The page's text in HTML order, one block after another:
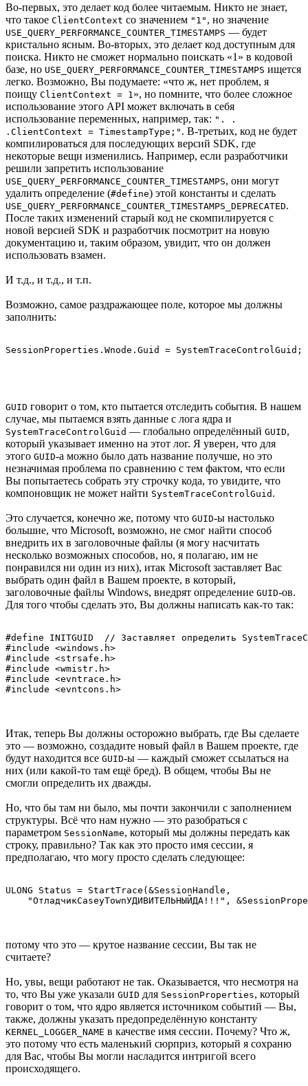
Во-первых, это делает код более читаемым. Никто не знает,
что такое ClientContext со значением "1" , но значение
USE_QUERY_PERFORMANCE_COUNTER_TIMESTAMPS — будет
кристально ясным. Во-вторых, это делает код доступным для
поиска. Никто не сможет нормально поискать «1» в кодовой
базе, но USE_QUERY_PERFORMANCE_COUNTER_TIMESTAMPS ищется
легко. Возможно, Вы подумаете: «что ж, нет проблем, я
поищу ClientContext = 1 », но помните, что более сложное
использование этого API может включать в себя
использование переменных, например, так: ". .
.ClientContext = TimestampType;" . В-третьих, код не будет
компилироваться для последующих версий SDK, где
некоторые вещи изменились. Например, если разработчики
решили запретить использование
USE_QUERY_PERFORMANCE_COUNTER_TIMESTAMPS, они могут
удалить определение (#define) этой константы и сделать
USE_QUERY_PERFORMANCE_COUNTER_TIMESTAMPS_DEPRECATED.
После таких изменений старый код не скомпилируется с
новой версией SDK и разработчик посмотрит на новую
документацию и, таким образом, увидит, что он должен
использовать взамен.
И т.д., и т.д., и т.п.
Возможно, самое раздражающее поле, которое мы должны
заполнить:
GUID говорит о том, кто пытается отследить события. В нашем
случае, мы пытаемся взять данные с лога ядра и
SystemTraceControlGuid — глобально определённый GUID,
который указывает именно на этот лог. Я уверен, что для
этого GUID-а можно было дать название получше, но это
незначимая проблема по сравнению с тем фактом, что если
Вы попытаетесь собрать эту строчку кода, то увидите, что
компоновщик не может найти SystemTraceControlGuid .
Это случается, конечно же, потому что GUID-ы настолько
большие, что Microsoft, возможно, не смог найти способ
внедрить их в заголовочные файлы (я могу насчитать
несколько возможных способов, но, я полагаю, им не
понравился ни один из них), итак Microsoft заставляет Вас
выбрать один файл в Вашем проекте, в который,
заголовочные файлы Windows, внедрят определение GUID-ов.
Для того чтобы сделать это, Вы должны написать как-то так:
#define INITGUID  // Заставляет определить
#include <windows.h>
#include <strsafe.h>
#include <wmistr.h>
#include <evntrace.h>
Итак, теперь Вы должны осторожно выбрать, где Вы сделаете
это — возможно, создадите новый файл в Вашем проекте, где
будут находится все GUID-ы — каждый сможет ссылаться на
них (или какой-то там ещё бред). В общем, чтобы Вы не
смогли определить их дважды.
Но, что бы там ни было, мы почти закончили с заполнением
структуры. Всё что нам нужно — это разобраться с
параметром SessionName, который мы должны передать как
строку, правильно? Так как это просто имя сессии, я
предполагаю, что могу просто сделать следующее:
ULONG Status = StartTrace(&SessionHandle,
потому что это — крутое название сессии, Вы так не
считаете?
Но, увы, вещи работают не так. Оказывается, что несмотря на
то, что Вы уже указали GUID для SessionProperties, который
говорит о том, что ядро является источником событий — Вы,
также, должны указать предопределённую константу
KERNEL_LOGGER_NAME в качестве имя сессии. Почему? Что ж,
это потому что есть маленький сюрприз, который я сохраню
для Вас, чтобы Вы могли насладится интригой всего
происходящего.